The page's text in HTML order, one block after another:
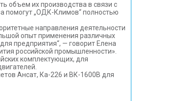
объем их производства в связи с
помогут „ОДК-Климов“ полностью
направления деятельности
опыт применения различных
предприятия“, — говорит Елена
российской промышленности».
комплектующих, для
Ансат, Ка-226 и ВК-1600В для